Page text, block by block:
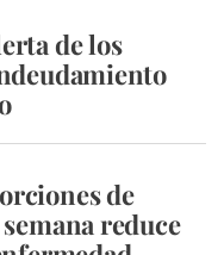
de los
de
reduce